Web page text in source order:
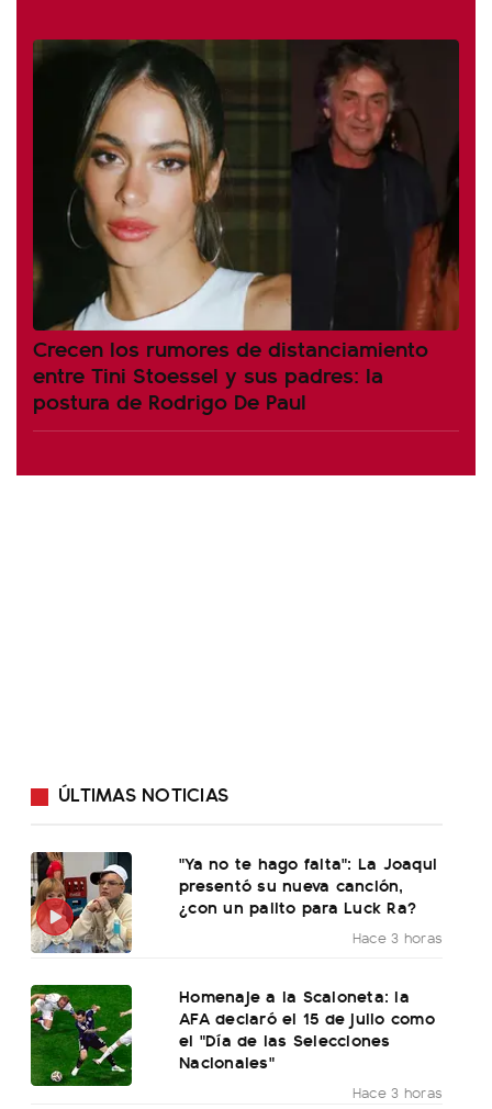
Crecen los rumores de distanciamiento
entre Tini Stoessel y sus padres: la
postura de Rodrigo De Paul
ÚLTIMAS NOTICIAS
"Ya no te hago falta": La Joaqui
presentó su nueva canción,
¿con un palito para Luck Ra?
Hace 3 horas
Homenaje a la Scaloneta: la
AFA declaró el 15 de julio como
el "Día de las Selecciones
Nacionales"
Hace 3 horas